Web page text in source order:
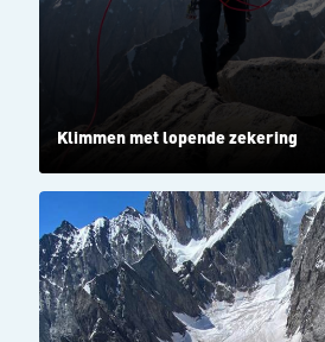
Klimmen met lopende zekering